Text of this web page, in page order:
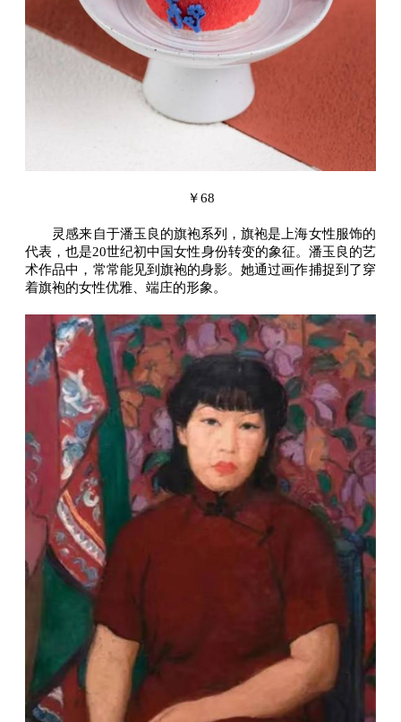
￥68
灵感来自于潘玉良的旗袍系列，旗袍是上海女性服饰的
代表，也是20世纪初中国女性身份转变的象征。潘玉良的艺
术作品中，常常能见到旗袍的身影。她通过画作捕捉到了穿
着旗袍的女性优雅、端庄的形象。